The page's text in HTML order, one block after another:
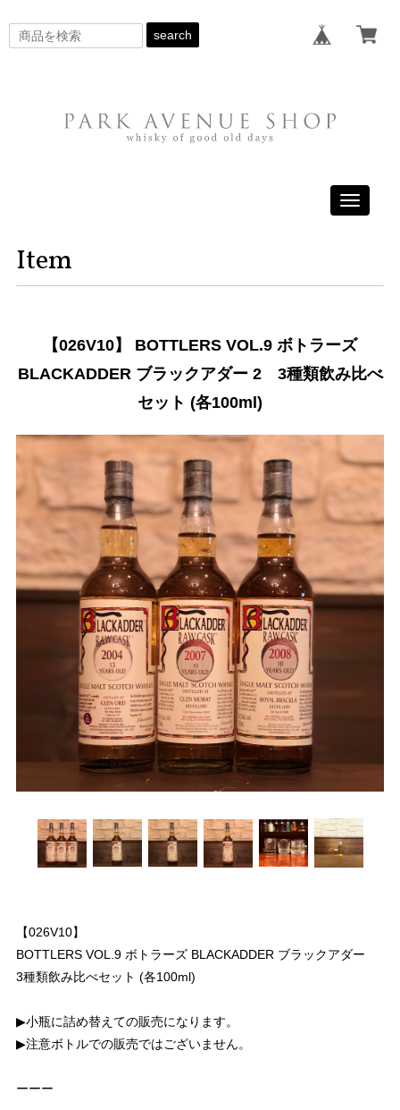
search
Toggle
Item
【026V10】 BOTTLERS VOL.9 ボトラーズ
BLACKADDER ブラックアダー 2 3種類飲み比べ
セット (各100ml)
【026V10】
BOTTLERS VOL.9 ボトラーズ BLACKADDER ブラックアダー
3種類飲み比べセット (各100ml)
▶︎小瓶に詰め替えての販売になります。
▶︎注意ボトルでの販売ではございません。
ーーー